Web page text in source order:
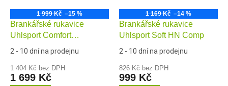
1 999 Kč –15 %
Brankářské rukavice
Uhlsport Comfort
Absolutgrip HN
2 - 10 dní na prodejnu
1 404 Kč bez DPH
1 699 Kč
1 169 Kč –14 %
Brankářské rukavice
Uhlsport Soft HN Comp
2 - 10 dní na prodejnu
826 Kč bez DPH
999 Kč